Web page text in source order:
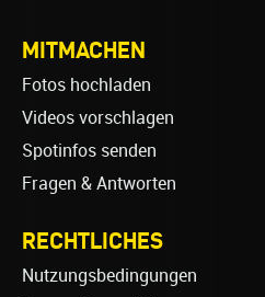
MITMACHEN
Fotos hochladen
Videos vorschlagen
Spotinfos senden
Fragen & Antworten
RECHTLICHES
Nutzungsbedingungen